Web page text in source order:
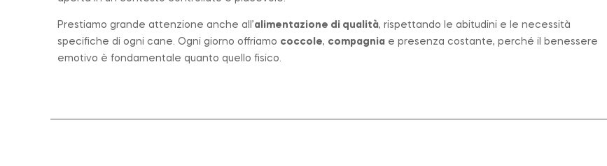
Prestiamo grande attenzione anche all’alimentazione di qualità, rispettando le abitudini e le necessità
specifiche di ogni cane. Ogni giorno offriamo coccole, compagnia e presenza costante, perché il benessere
emotivo è fondamentale quanto quello fisico.